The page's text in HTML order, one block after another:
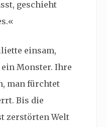
geschieht
einsam,
ein Monster. Ihre
man fürchtet
Bis die
zerstörten Welt